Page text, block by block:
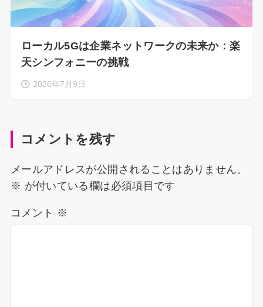
ローカル5Gは企業ネットワークの未来か：楽
天シンフォニーの挑戦
2026年7月9日
コメントを残す
メールアドレスが公開されることはありません。
※ が付いている欄は必須項目です
コメント ※